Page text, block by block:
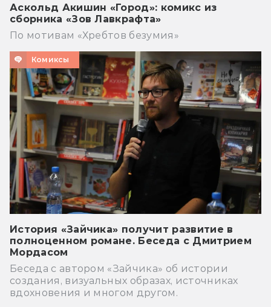
Аскольд Акишин «Город»: комикс из
сборника «Зов Лавкрафта»
По мотивам «Хребтов безумия»
Комиксы
История «Зайчика» получит развитие в
полноценном романе. Беседа с Дмитрием
Мордасом
Беседа с автором «Зайчика» об истории
создания, визуальных образах, источниках
вдохновения и многом другом.